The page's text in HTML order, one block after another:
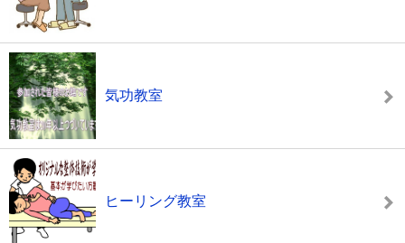
気功教室
ヒーリング教室